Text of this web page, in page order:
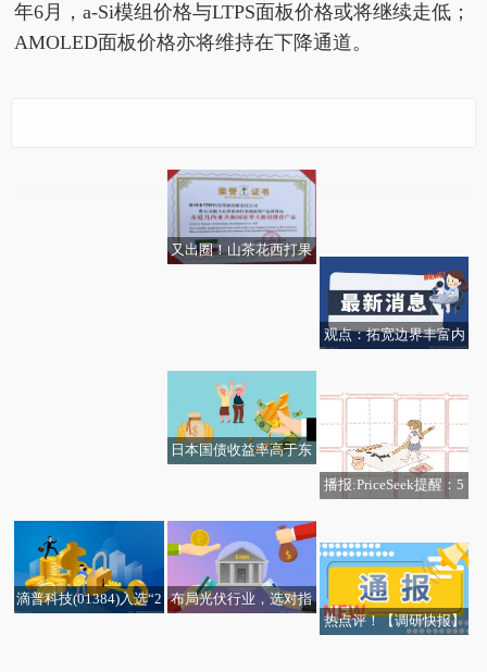
年6月，a-Si模组价格与LTPS面板价格或将继续走低；
AMOLED面板价格亦将维持在下降通道。
又出圈！山茶花西打果
短讯
开新增量？
观点：拓宽边界丰富内
效
日本国债收益率高于东
遗”带回家
播报:PriceSeek提醒：5
滴普科技(01384)入选“2
布局光伏行业，选对指
小众产品站上“C位”
热点评！【调研快报】